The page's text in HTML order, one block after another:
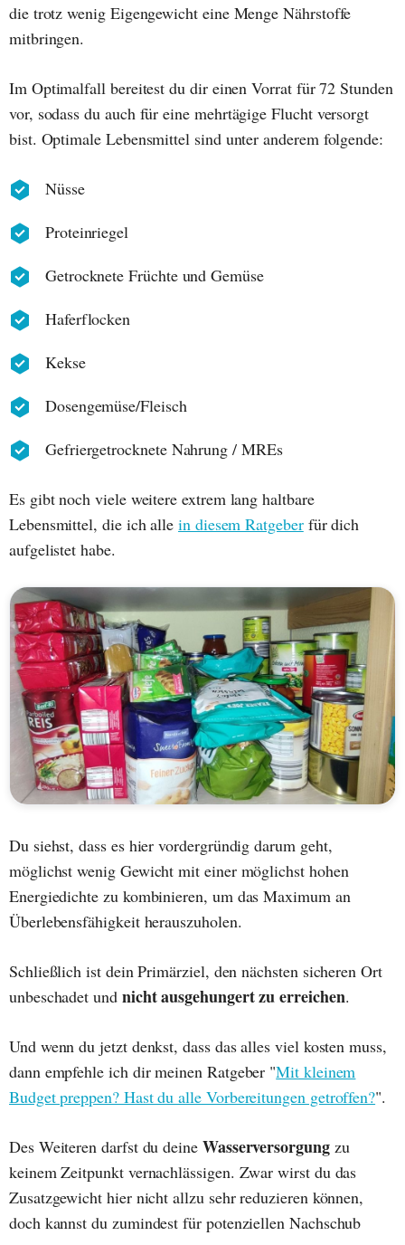
die trotz wenig Eigengewicht eine Menge Nährstoffe
mitbringen.
Im Optimalfall bereitest du dir einen Vorrat für 72 Stunden
vor, sodass du auch für eine mehrtägige Flucht versorgt
bist. Optimale Lebensmittel sind unter anderem folgende:
Nüsse
Proteinriegel
Getrocknete Früchte und Gemüse
Haferflocken
Kekse
Dosengemüse/Fleisch
Gefriergetrocknete Nahrung / MREs
Es gibt noch viele weitere extrem lang haltbare
Lebensmittel, die ich allein diesem Ratgeberfür dich
aufgelistet habe.
Du siehst, dass es hier vordergründig darum geht,
möglichst wenig Gewicht mit einer möglichst hohen
Energiedichte zu kombinieren, um das Maximum an
Überlebensfähigkeit herauszuholen.
Schließlich ist dein Primärziel, den nächsten sicheren Ort
unbeschadet und nicht ausgehungert zu erreichen.
Und wenn du jetzt denkst, dass das alles viel kosten muss,
dann empfehle ich dir meinen Ratgeber "Mit kleinem
Budget preppen? Hast du alle Vorbereitungen getroffen?".
Des Weiteren darfst du deine Wasserversorgungzu
keinem Zeitpunkt vernachlässigen. Zwar wirst du das
Zusatzgewicht hier nicht allzu sehr reduzieren können,
doch kannst du zumindest für potenziellen Nachschub